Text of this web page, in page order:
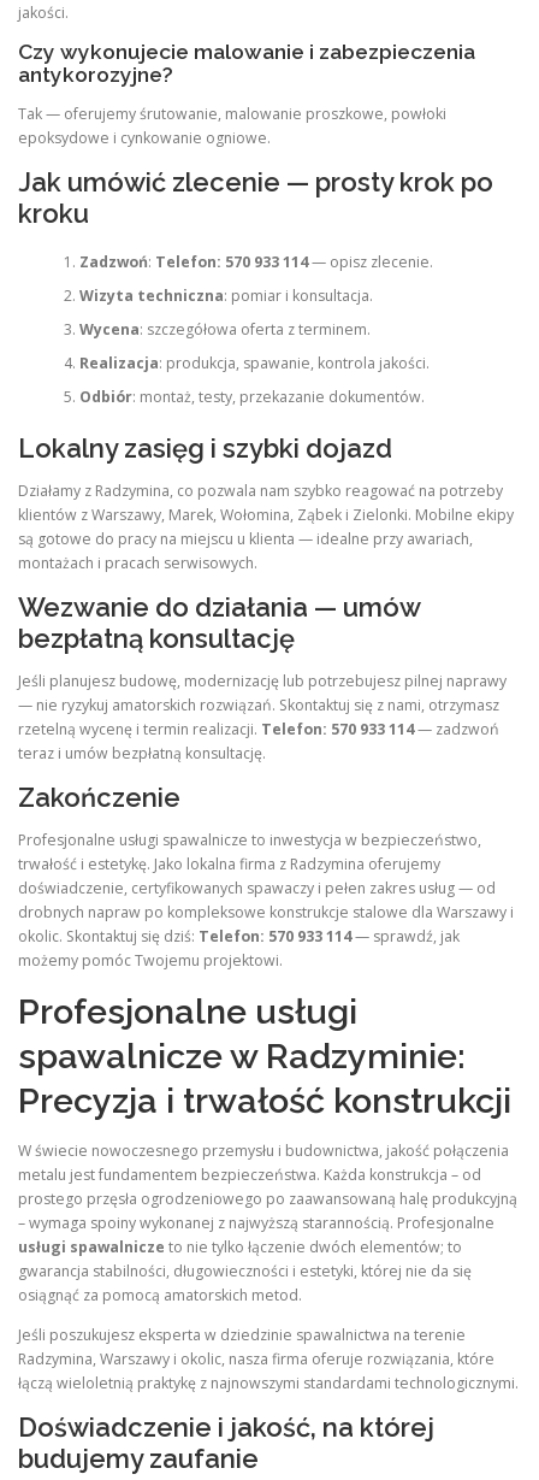
jakości.
Czy wykonujecie malowanie i zabezpieczenia
antykorozyjne?
Tak — oferujemy śrutowanie, malowanie proszkowe, powłoki
epoksydowe i cynkowanie ogniowe.
Jak umówić zlecenie — prosty krok po
kroku
Zadzwoń: Telefon: 570 933 114— opisz zlecenie.
Wizyta techniczna: pomiar i konsultacja.
Wycena: szczegółowa oferta z terminem.
Realizacja: produkcja, spawanie, kontrola jakości.
Odbiór: montaż, testy, przekazanie dokumentów.
Lokalny zasięg i szybki dojazd
Działamy z Radzymina, co pozwala nam szybko reagować na potrzeby
klientów z Warszawy, Marek, Wołomina, Ząbek i Zielonki. Mobilne ekipy
są gotowe do pracy na miejscu u klienta — idealne przy awariach,
montażach i pracach serwisowych.
Wezwanie do działania — umów
bezpłatną konsultację
Jeśli planujesz budowę, modernizację lub potrzebujesz pilnej naprawy
— nie ryzykuj amatorskich rozwiązań. Skontaktuj się z nami, otrzymasz
rzetelną wycenę i termin realizacji. Telefon: 570 933 114— zadzwoń
teraz i umów bezpłatną konsultację.
Zakończenie
Profesjonalne usługi spawalnicze to inwestycja w bezpieczeństwo,
trwałość i estetykę. Jako lokalna firma z Radzymina oferujemy
doświadczenie, certyfikowanych spawaczy i pełen zakres usług — od
drobnych napraw po kompleksowe konstrukcje stalowe dla Warszawy i
okolic. Skontaktuj się dziś: Telefon: 570 933 114— sprawdź, jak
możemy pomóc Twojemu projektowi.
Profesjonalne usługi
spawalnicze w Radzyminie:
Precyzja i trwałość konstrukcji
W świecie nowoczesnego przemysłu i budownictwa, jakość połączenia
metalu jest fundamentem bezpieczeństwa. Każda konstrukcja – od
prostego przęsła ogrodzeniowego po zaawansowaną halę produkcyjną
– wymaga spoiny wykonanej z najwyższą starannością. Profesjonalne
usługi spawalnicze to nie tylko łączenie dwóch elementów; to
gwarancja stabilności, długowieczności i estetyki, której nie da się
osiągnąć za pomocą amatorskich metod.
Jeśli poszukujesz eksperta w dziedzinie spawalnictwa na terenie
Radzymina, Warszawy i okolic, nasza firma oferuje rozwiązania, które
łączą wieloletnią praktykę z najnowszymi standardami technologicznymi.
Doświadczenie i jakość, na której
budujemy zaufanie